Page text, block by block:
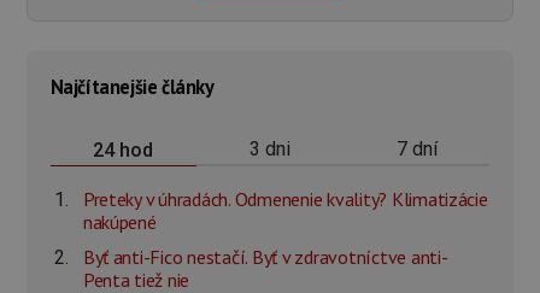
Najčítanejšie články
24 hod 3 dni 7 dní
Preteky v úhradách. Odmenenie kvality? Klimatizácie
nakúpené
Byť anti-Fico nestačí. Byť v zdravotníctve anti-
Penta tiež nie